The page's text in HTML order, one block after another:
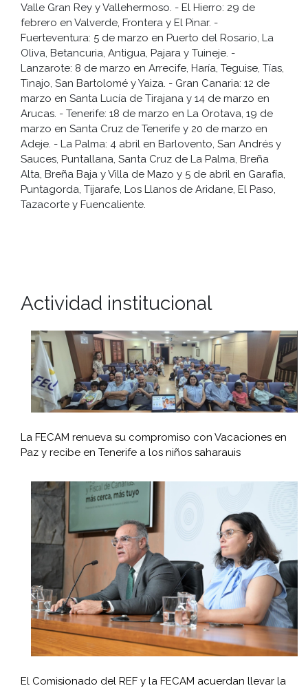
Valle Gran Rey y Vallehermoso. - El Hierro: 29 de
febrero en Valverde, Frontera y El Pinar. -
Fuerteventura: 5 de marzo en Puerto del Rosario, La
Oliva, Betancuria, Antigua, Pajara y Tuineje. -
Lanzarote: 8 de marzo en Arrecife, Haría, Teguise, Tías,
Tinajo, San Bartolomé y Yaiza. - Gran Canaria: 12 de
marzo en Santa Lucía de Tirajana y 14 de marzo en
Arucas. - Tenerife: 18 de marzo en La Orotava, 19 de
marzo en Santa Cruz de Tenerife y 20 de marzo en
Adeje. - La Palma: 4 abril en Barlovento, San Andrés y
Sauces, Puntallana, Santa Cruz de La Palma, Breña
Alta, Breña Baja y Villa de Mazo y 5 de abril en Garafía,
Puntagorda, Tijarafe, Los Llanos de Aridane, El Paso,
Tazacorte y Fuencaliente.
Actividad institucional
La FECAM renueva su compromiso con Vacaciones en
Paz y recibe en Tenerife a los niños saharauis
El Comisionado del REF y la FECAM acuerdan llevar la